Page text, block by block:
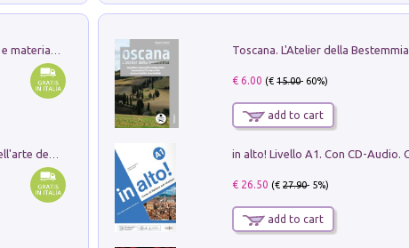
Toscana. L'Atelier della Bestemmia
€ 6.00 (€15.00- 60%)
add to cart
€ 26.50 (€27.90- 5%)
add to cart